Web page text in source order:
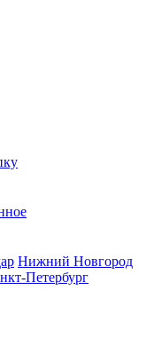
Нижний Новгород
Петербург